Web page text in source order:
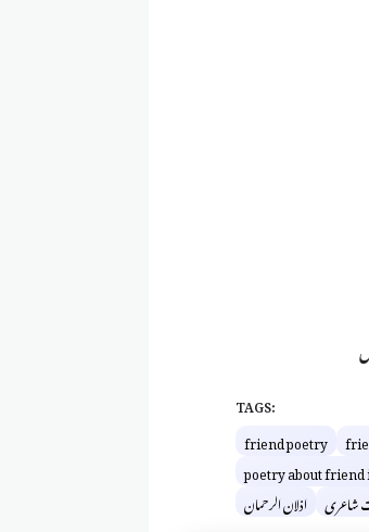
TAGS:
friend poetry
poetry about
اذلان الرحمان شاعری